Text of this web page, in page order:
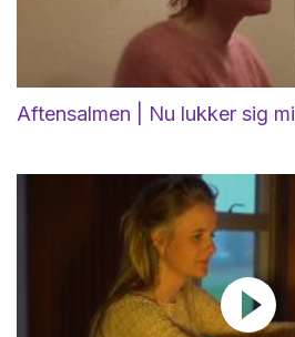
Aftensalmen | Nu lukker sig